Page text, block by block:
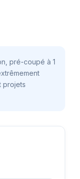
pré-coupé à 1
projets